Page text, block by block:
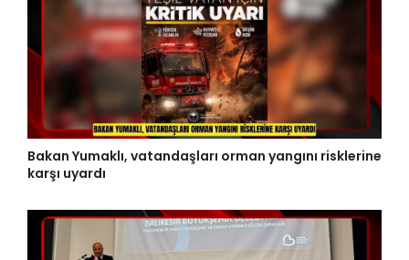
Bakan Yumaklı, vatandaşları orman yangını risklerine
karşı uyardı